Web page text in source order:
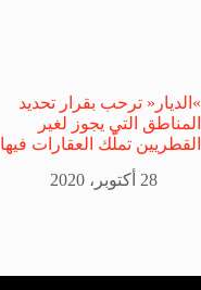
»الديار« ترحب بقرار تحديد
المناطق التي يجوز لغير
القطريين تملّك العقارات فيها
28 أكتوبر، 2020